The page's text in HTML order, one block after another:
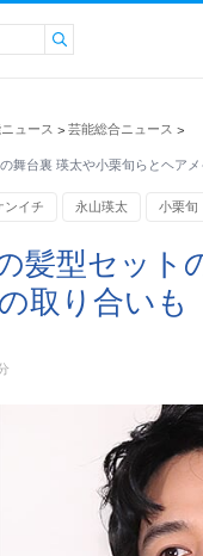
ュース > 芸能総合ニュース >
舞台裏 瑛太や小栗旬らとヘア
ンイチ 永山瑛太 小栗旬
髪型セット
取り合いも